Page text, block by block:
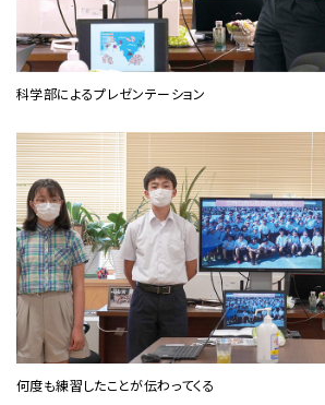
科学部によるプレゼンテーション
何度も練習したことが伝わってくる